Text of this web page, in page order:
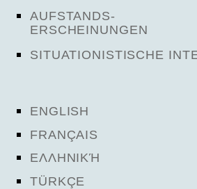
AUFSTANDS-
ERSCHEINUNGEN
SITUATIONISTISCHE
ENGLISH
FRANÇAIS
ΕΛΛΗΝΙΚΉ
TÜRKÇE